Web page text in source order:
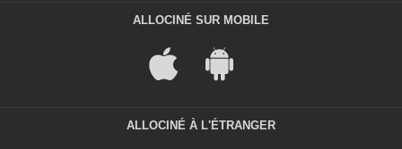
ALLOCINÉ SUR MOBILE
ALLOCINÉ À L'ÉTRANGER